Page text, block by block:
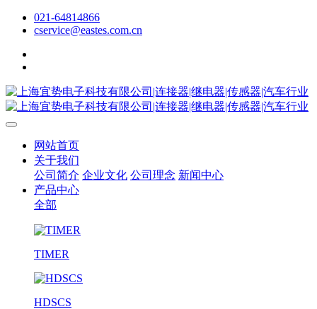
021-64814866
cservice@eastes.com.cn
网站首页
关于我们
公司简介 企业文化 公司理念 新闻中心
产品中心
全部
TIMER
HDSCS